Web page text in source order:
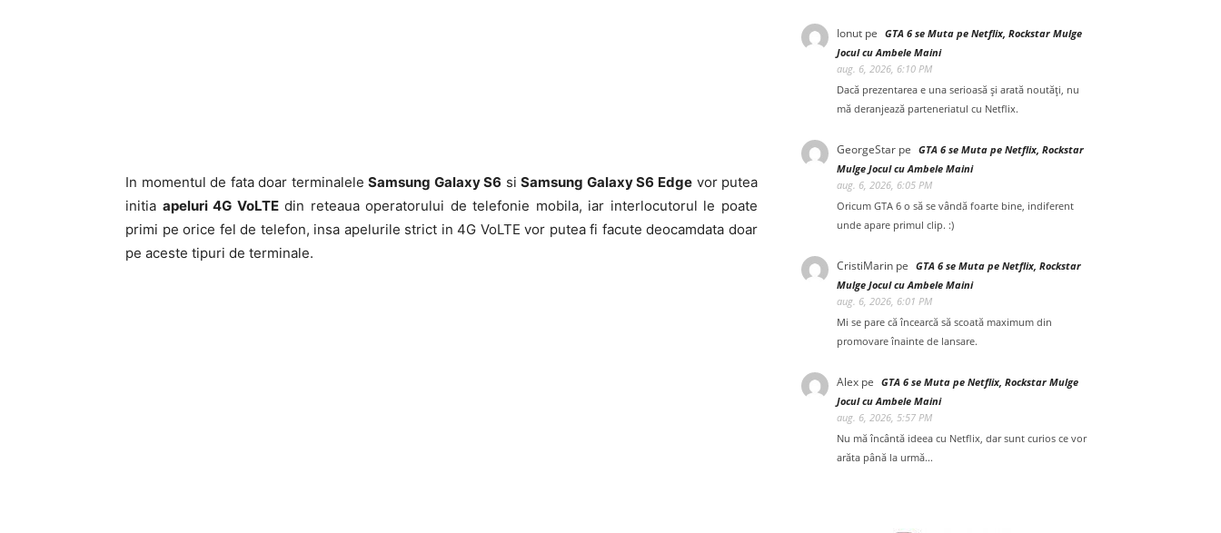
In momentul de fata doar terminaleleSamsung Galaxy S6 siSamsung Galaxy S6 Edgevor putea
initia apeluri 4G VoLTEdin reteaua operatorului de telefonie mobila, iar interlocutorul le poate
primi pe orice fel de telefon, insa apelurile strict in 4G VoLTE vor putea fi facute deocamdata doar
pe aceste tipuri de terminale.
Ionut pe GTA 6 se Muta pe Netflix, Rockstar Mulge
Jocul cu Ambele Maini
aug. 6, 2026, 6:10 PM
Dacă prezentarea e una serioasă și arată noutăți, nu
mă deranjează parteneriatul cu Netflix.
GeorgeStar pe GTA 6 se Muta pe Netflix, Rockstar
Mulge Jocul cu Ambele Maini
aug. 6, 2026, 6:05 PM
Oricum GTA 6 o să se vândă foarte bine, indiferent
unde apare primul clip. :)
CristiMarin pe GTA 6 se Muta pe Netflix, Rockstar
Mulge Jocul cu Ambele Maini
aug. 6, 2026, 6:01 PM
Mi se pare că încearcă să scoată maximum din
promovare înainte de lansare.
Alex pe GTA 6 se Muta pe Netflix, Rockstar Mulge
Jocul cu Ambele Maini
aug. 6, 2026, 5:57 PM
Nu mă încântă ideea cu Netflix, dar sunt curios ce vor
arăta până la urmă...